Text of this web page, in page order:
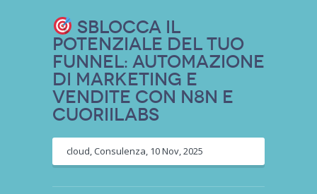
Sblocca il
Potenziale del tuo
Funnel: Automazione
di Marketing e
Vendite con n8n e
CuoriiLabs
cloud,Consulenza, 10 Nov, 2025